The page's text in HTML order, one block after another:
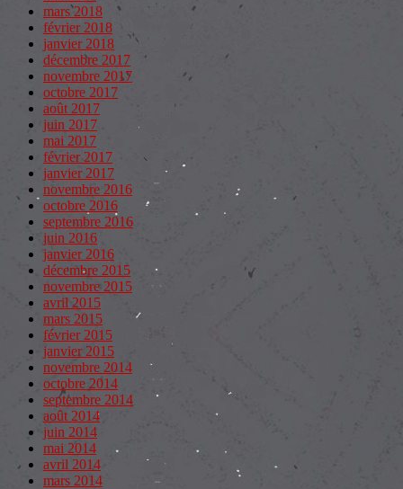
mars 2018
février 2018
janvier 2018
décembre 2017
novembre 2017
octobre 2017
août 2017
juin 2017
mai 2017
février 2017
janvier 2017
novembre 2016
octobre 2016
septembre 2016
juin 2016
janvier 2016
décembre 2015
novembre 2015
avril 2015
mars 2015
février 2015
janvier 2015
novembre 2014
octobre 2014
septembre 2014
août 2014
juin 2014
mai 2014
avril 2014
mars 2014